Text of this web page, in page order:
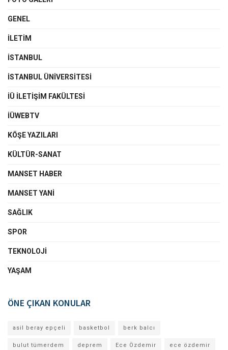
GENEL
İLETIM
İSTANBUL
İSTANBUL ÜNIVERSITESI
İÜ İLETIŞIM FAKÜLTESI
İÜWEBTV
KÖŞE YAZILARI
KÜLTÜR-SANAT
MANSET HABER
MANSET YANI
SAĞLIK
SPOR
TEKNOLOJI
YAŞAM
ÖNE ÇIKAN KONULAR
asil beray epçeli basketbol berk balcı
bulut tümerdem deprem Ece Özdemir ece özdemir